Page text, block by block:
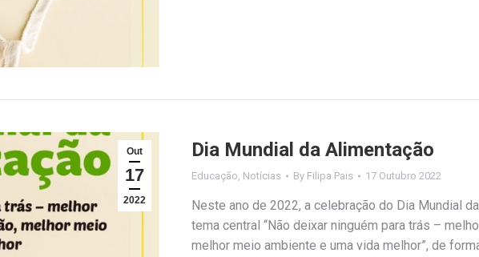
Out
17
2022
Dia Mundial da Alimentação
Educação, Notícias By Filipa Pais 17 Outubro 2022
Neste ano de 2022, a celebração do Dia Mundial
tema central “Não deixar ninguém para trás –
melhor meio ambiente e uma vida melhor”, de